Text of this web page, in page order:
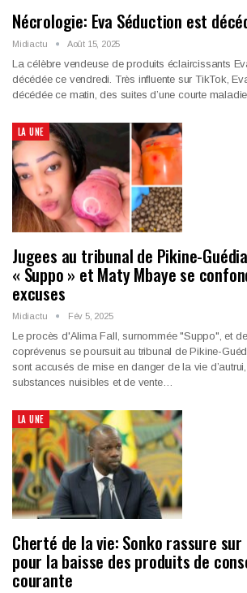
Nécrologie: Eva Séduction est
Midiactu Août 15, 2025
La célèbre vendeuse de produits éclaircissants
décédée ce vendredi. Très influente sur TikTok,
décédée ce matin, des suites d’une courte
LA UNE
Jugees au tribunal de Pikine-
« Suppo » et Maty Mbaye se
excuses
Midiactu Fév 5, 2025
Le procès d'Alima Fall, surnommée "Suppo", et
coprévenus se poursuit au tribunal de Pikine-
sont accusés de mise en danger de la vie
substances nuisibles et de vente…
LA UNE
Cherté de la vie: Sonko rassure
pour la baisse des produits de
courante